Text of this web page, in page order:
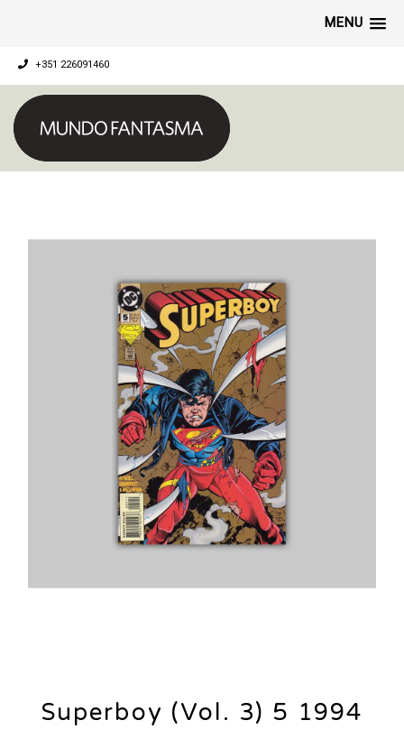
MENU
+351 226091460
Superboy (Vol. 3) 5 1994